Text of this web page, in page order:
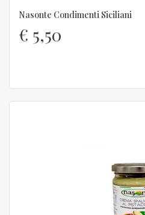
Nasonte Condimenti Siciliani
€ 5,50